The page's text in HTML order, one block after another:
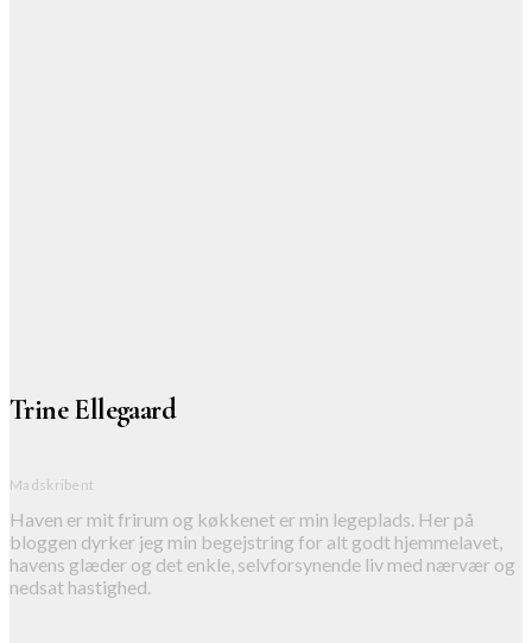
Trine Ellegaard
Madskribent
Haven er mit frirum og køkkenet er min legeplads. Her på
bloggen dyrker jeg min begejstring for alt godt hjemmelavet,
havens glæder og det enkle, selvforsynende liv med nærvær og
nedsat hastighed.